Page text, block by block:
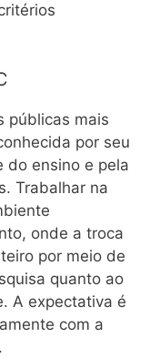
públicas mais
por seu
do ensino e pela
Trabalhar na
onde a troca
por meio de
quanto ao
A expectativa é
com a